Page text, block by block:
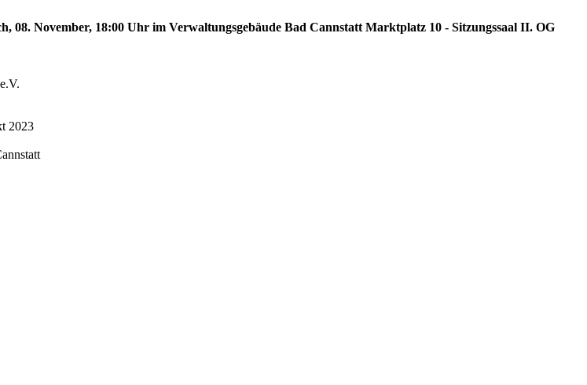
08. November, 18:00 Uhr im Verwaltungsgebäude Bad Cannstatt Marktplatz 10 - Sitzungssaal II. OG
2023